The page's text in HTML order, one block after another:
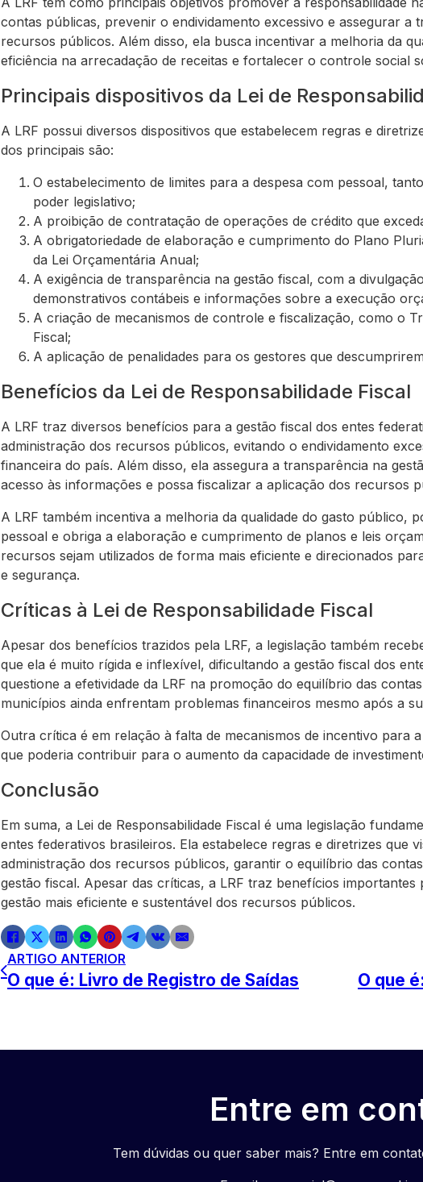
contas públicas, prevenir o endividamento excessivo e assegurar a
recursos públicos. Além disso, ela busca incentivar a melhoria da
eficiência na arrecadação de receitas e fortalecer o controle social
Principais dispositivos da Lei de
A LRF possui diversos dispositivos que estabelecem regras e
dos principais são:
O estabelecimento de limites para a despesa com pessoal,
poder legislativo;
A proibição de contratação de operações de crédito que
A obrigatoriedade de elaboração e cumprimento do Plano
da Lei Orçamentária Anual;
A exigência de transparência na gestão fiscal, com a
demonstrativos contábeis e informações sobre a execução
A criação de mecanismos de controle e fiscalização, como o
Fiscal;
A aplicação de penalidades para os gestores que
Benefícios da Lei de Responsabilidade Fiscal
A LRF traz diversos benefícios para a gestão fiscal dos entes
administração dos recursos públicos, evitando o endividamento
financeira do país. Além disso, ela assegura a transparência na
acesso às informações e possa fiscalizar a aplicação dos recursos
A LRF também incentiva a melhoria da qualidade do gasto público,
pessoal e obriga a elaboração e cumprimento de planos e leis
recursos sejam utilizados de forma mais eficiente e direcionados
e segurança.
Críticas à Lei de Responsabilidade Fiscal
Apesar dos benefícios trazidos pela LRF, a legislação também
que ela é muito rígida e inflexível, dificultando a gestão fiscal dos
questione a efetividade da LRF na promoção do equilíbrio das
municípios ainda enfrentam problemas financeiros mesmo após a
Outra crítica é em relação à falta de mecanismos de incentivo para
que poderia contribuir para o aumento da capacidade de
Conclusão
Em suma, a Lei de Responsabilidade Fiscal é uma legislação
entes federativos brasileiros. Ela estabelece regras e diretrizes que
administração dos recursos públicos, garantir o equilíbrio das
gestão fiscal. Apesar das críticas, a LRF traz benefícios
gestão mais eficiente e sustentável dos recursos públicos.
ARTIGO ANTERIOR
O que é: Livro de Registro de Saídas O que
Entre em
Tem dúvidas ou quer saber mais? Entre em